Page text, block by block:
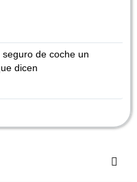
de coche un
dicen